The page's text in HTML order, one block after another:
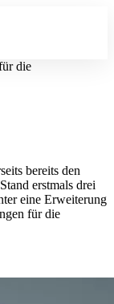
die
bereits den
erstmals drei
eine Erweiterung
für die